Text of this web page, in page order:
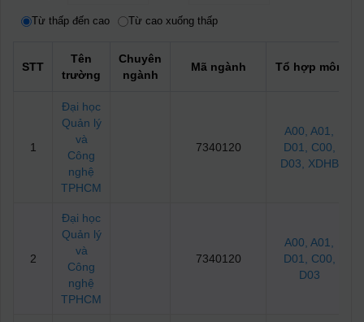
Từ thấp đến cao Từ cao xuống thấp
STT
Tên
trường
Chuyên
ngành
Mã ngành Tổ hợp môn
1
Đại học
Quản lý
và
Công
nghệ
TPHCM
7340120
A00 , A01
D01
, C00
D03 , XDHB
2
Đại học
Quản lý
và
Công
nghệ
TPHCM
7340120
A00 , A01
D01
, C00
D03